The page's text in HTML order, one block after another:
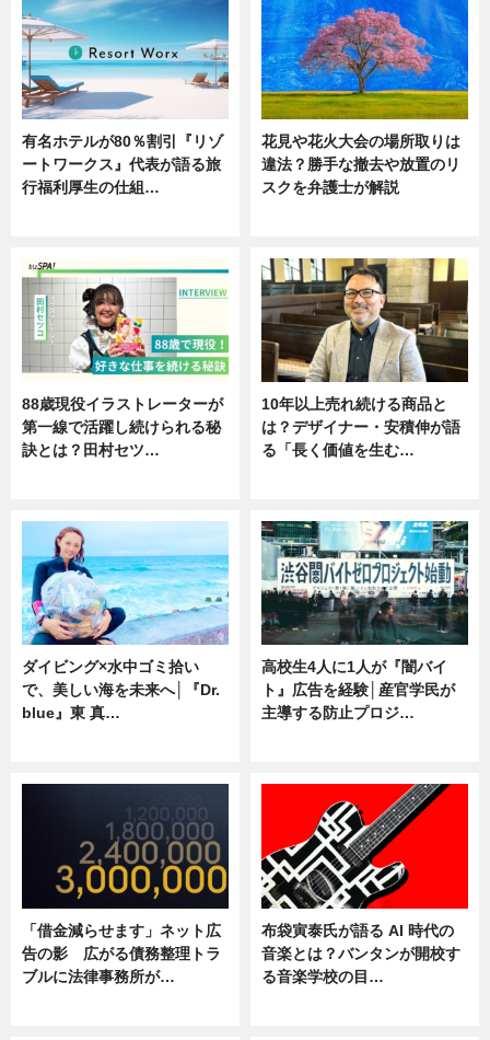
有名ホテルが80％割引『リゾ
ートワークス』代表が語る旅
行福利厚生の仕組…
花見や花火大会の場所取りは
違法？勝手な撤去や放置のリ
スクを弁護士が解説
88歳現役イラストレーターが
第一線で活躍し続けられる秘
訣とは？田村セツ…
10年以上売れ続ける商品と
は？デザイナー・安積伸が語
る「長く価値を生む…
ダイビング×水中ゴミ拾い
で、美しい海を未来へ│『Dr.
blue』東 真…
高校生4人に1人が『闇バイ
ト』広告を経験│産官学民が
主導する防止プロジ…
「借金減らせます」ネット広
告の影 広がる債務整理トラ
ブルに法律事務所が…
布袋寅泰氏が語る AI 時代の
音楽とは？バンタンが開校す
る音楽学校の目…